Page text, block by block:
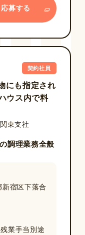
応募する
契約社員
にも指定され
ウス内で料
東支社
調理業務全般
宿区下落合
業手当別途